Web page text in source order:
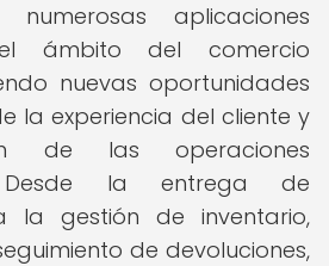
aplicaciones
ámbito del comercio
nuevas oportunidades
la experiencia del cliente y
de las operaciones
Desde la entrega de
la gestión de inventario,
de devoluciones,